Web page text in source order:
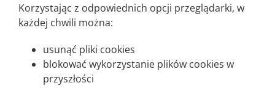
Korzystając z odpowiednich opcji przeglądarki, w
każdej chwili można:
usunąć pliki cookies
blokować wykorzystanie plików cookies w
przyszłości